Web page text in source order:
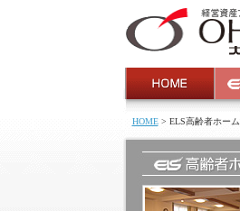
HOME> ELS高齢者ホーム